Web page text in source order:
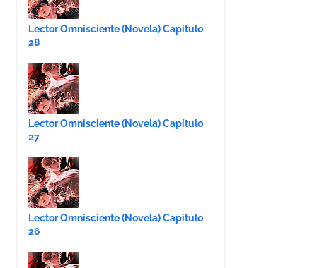
Lector Omnisciente (Novela) Capítulo
28
Lector Omnisciente (Novela) Capítulo
27
Lector Omnisciente (Novela) Capítulo
26